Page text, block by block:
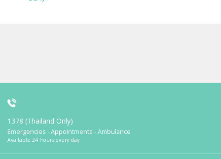
1378 (Thailand Only)
Emergencies - Appointments - Ambulance
Available 24 hours every day